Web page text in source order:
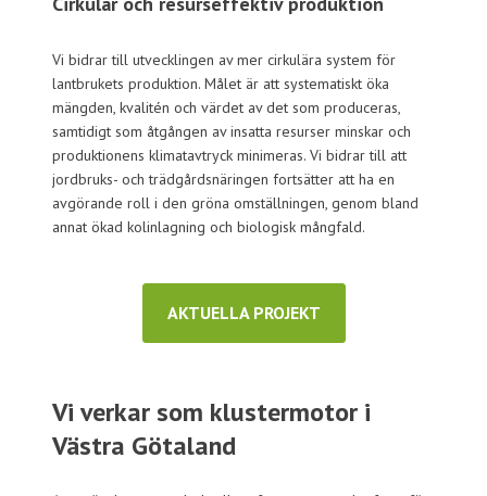
Vi bidrar till utvecklingen av mer cirkulära system för
lantbrukets produktion. Målet är att systematiskt öka
mängden, kvalitén och värdet av det som produceras,
samtidigt som åtgången av insatta resurser minskar och
produktionens klimatavtryck minimeras. Vi bidrar till att
jordbruks- och trädgårdsnäringen fortsätter att ha en
avgörande roll i den gröna omställningen, genom bland
annat ökad kolinlagning och biologisk mångfald.
AKTUELLA PROJEKT
Vi verkar som klustermotor i
Västra Götaland